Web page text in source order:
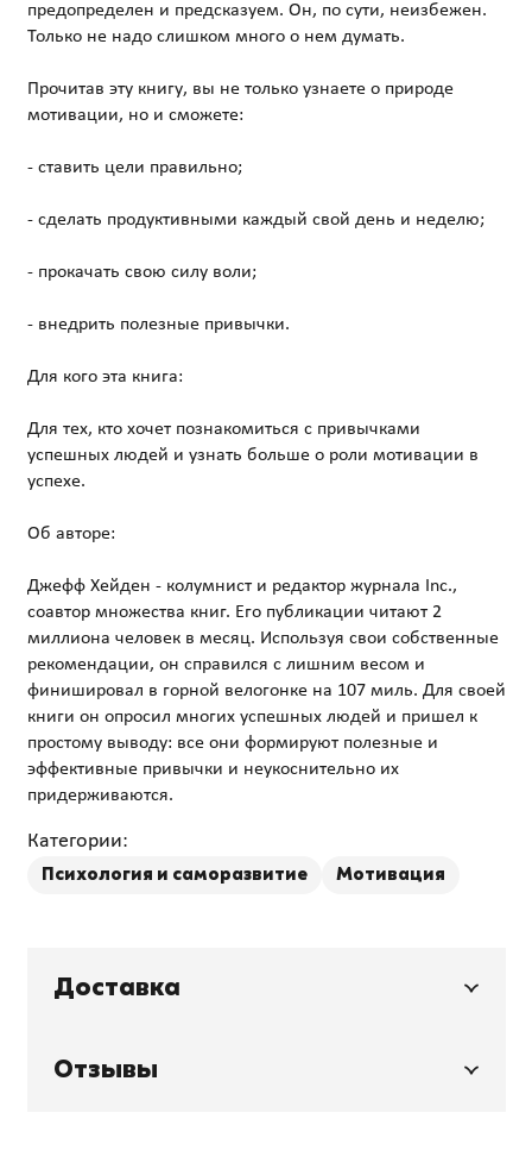
предопределен и предсказуем. Он, по сути, неизбежен.
Только не надо слишком много о нем думать.
Прочитав эту книгу, вы не только узнаете о природе
мотивации, но и сможете:
- ставить цели правильно;
- сделать продуктивными каждый свой день и неделю;
- прокачать свою силу воли;
- внедрить полезные привычки.
Для кого эта книга:
Для тех, кто хочет познакомиться с привычками
успешных людей и узнать больше о роли мотивации в
успехе.
Об авторе:
Джефф Хейден - колумнист и редактор журнала Inc.,
соавтор множества книг. Его публикации читают 2
миллиона человек в месяц. Используя свои собственные
рекомендации, он справился с лишним весом и
финишировал в горной велогонке на 107 миль. Для своей
книги он опросил многих успешных людей и пришел к
простому выводу: все они формируют полезные и
эффективные привычки и неукоснительно их
Категории:
Психология и саморазвитие Мотивация
Доставка
Отзывы